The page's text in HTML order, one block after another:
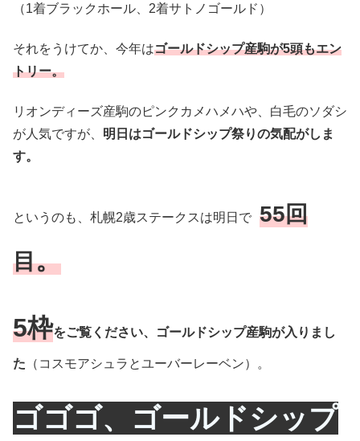
（1着ブラックホール、2着サトノゴールド）
それをうけてか、今年はゴールドシップ産駒が5頭もエン
トリー。
リオンディーズ産駒のピンクカメハメハや、白毛のソダシ
が人気ですが、 明日はゴールドシップ祭りの気配がしま
す。
というのも、札幌2歳ステークスは明日で 55回
目。
5枠をご覧ください、ゴールドシップ産駒が入りまし
た （コスモアシュラとユーバーレーベン）。
ゴゴゴ、ゴールドシップ